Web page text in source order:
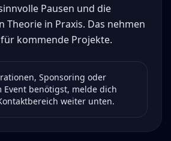
Pausen und die
Theorie in Praxis. Das nehmen
kommende Projekte.
Sponsoring oder
Event benötigst, melde dich
weiter unten.